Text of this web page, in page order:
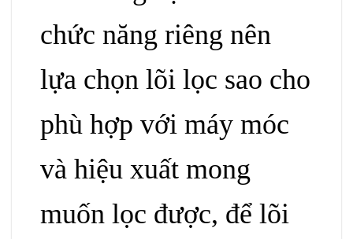
chức năng riêng nên
lựa chọn lõi lọc sao cho
phù hợp với máy móc
và hiệu xuất mong
muốn lọc được, để lõi